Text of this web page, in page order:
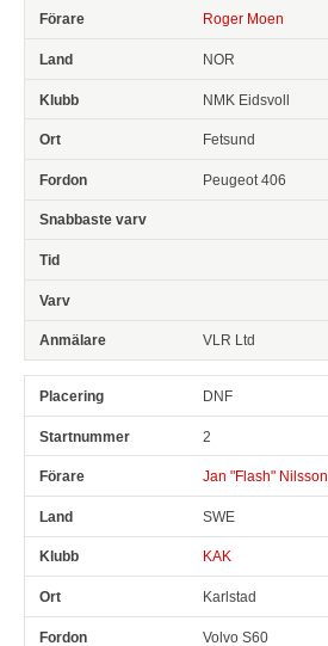
Roger Moen
NOR
NMK Eidsvoll
Fetsund
Peugeot 406
VLR Ltd
DNF
2
Jan "Flash" Nilsson
SWE
KAK
Karlstad
Volvo S60